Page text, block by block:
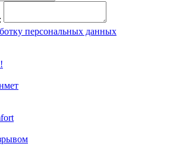
персональных данных